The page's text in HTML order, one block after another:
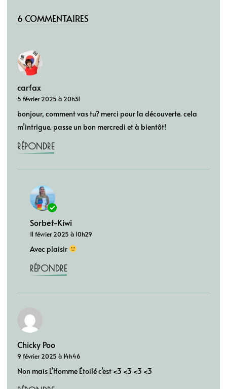
6 COMMENTAIRES
carfax
5 février 2025 à 20h31
bonjour, comment vas tu? merci pour la découverte. cela
m’intrigue. passe un bon mercredi et à bientôt!
RÉPONDRE
Sorbet-Kiwi
11 février 2025 à 10h29
Avec plaisir
RÉPONDRE
Chicky Poo
9 février 2025 à 14h46
Non mais L’Homme Étoilé c’est <3 <3 <3 <3